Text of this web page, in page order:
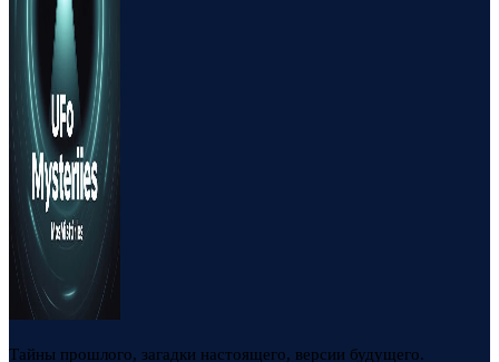
Тайны прошлого, загадки настоящего, версии будущего.